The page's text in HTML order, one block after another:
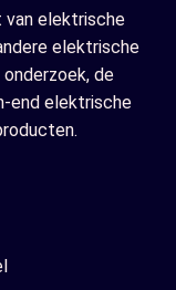
van elektrische
elektrische
de
end elektrische